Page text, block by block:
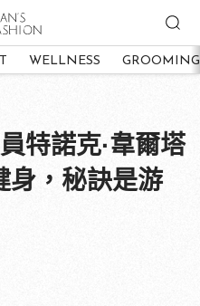
WELLNESS GROOMING
特諾克·韋爾塔
身，秘訣是游